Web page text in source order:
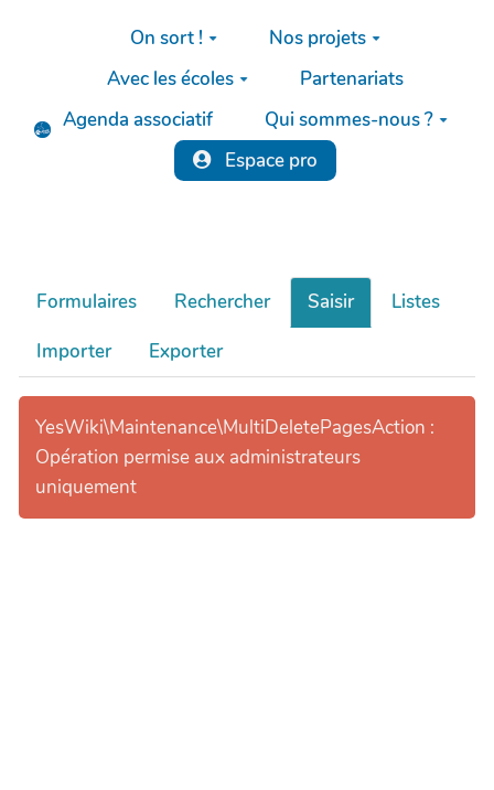
Aller au contenu principal
On sort !
Nos projets
Avec les écoles
Partenariats
Agenda associatif
Qui sommes-nous ?
Espace pro
Formulaires Rechercher Saisir
Listes
Importer
Exporter
YesWiki\Maintenance\MultiDeletePagesAction :
Opération permise aux administrateurs
uniquement